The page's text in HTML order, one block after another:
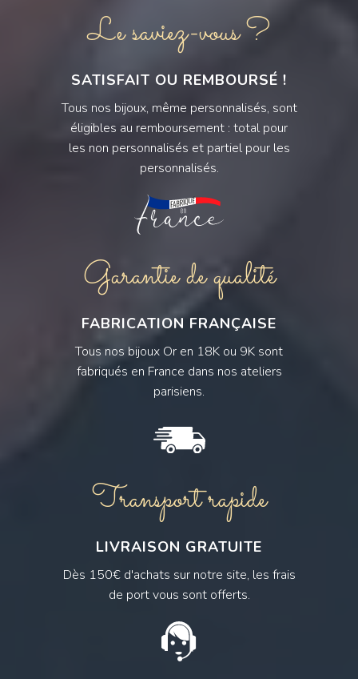
Le saviez-vous ?
SATISFAIT OU REMBOURSÉ !
Tous nos bijoux, même personnalisés, sont
éligibles au remboursement : total pour
les non personnalisés et partiel pour les
personnalisés.
Garantie de qualité
FABRICATION FRANÇAISE
Tous nos bijoux Or en 18K ou 9K sont
fabriqués en France dans nos ateliers
parisiens.
Transport rapide
LIVRAISON GRATUITE
Dès 150€ d'achats sur notre site, les frais
de port vous sont offerts.